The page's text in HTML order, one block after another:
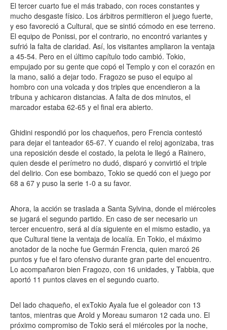
El tercer cuarto fue el más trabado, con roces constantes y
mucho desgaste físico. Los árbitros permitieron el juego fuerte,
y eso favoreció a Cultural, que se sintió cómodo en ese terreno.
El equipo de Ponissi, por el contrario, no encontró variantes y
sufrió la falta de claridad. Así, los visitantes ampliaron la ventaja
a 45-54. Pero en el último capítulo todo cambió. Tokio,
empujado por su gente que copó el Templo y con el corazón en
la mano, salió a dejar todo. Fragozo se puso el equipo al
hombro con una volcada y dos triples que encendieron a la
tribuna y achicaron distancias. A falta de dos minutos, el
marcador estaba 62-65 y el final era abierto.
Ghidini respondió por los chaqueños, pero Frencia contestó
para dejar el tanteador 65-67. Y cuando el reloj agonizaba, tras
una reposición desde el costado, la pelota le llegó a Rainero,
quien desde el perímetro no dudó, disparó y convirtió el triple
del delirio. Con ese bombazo, Tokio se quedó con el juego por
68 a 67 y puso la serie 1-0 a su favor.
Ahora, la acción se traslada a Santa Sylvina, donde el miércoles
se jugará el segundo partido. En caso de ser necesario un
tercer encuentro, será al día siguiente en el mismo estadio, ya
que Cultural tiene la ventaja de localía. En Tokio, el máximo
anotador de la noche fue Germán Frencia, quien marcó 26
puntos y fue el faro ofensivo durante gran parte del encuentro.
Lo acompañaron bien Fragozo, con 16 unidades, y Tabbia, que
aportó 11 puntos claves en el segundo cuarto.
Del lado chaqueño, el exTokio Ayala fue el goleador con 13
tantos, mientras que Arold y Moreau sumaron 12 cada uno. El
próximo compromiso de Tokio será el miércoles por la noche,